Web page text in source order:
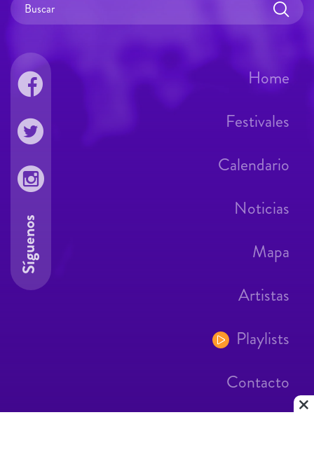
Home
Festivales
Calendario
Noticias
Mapa
Artistas
Playlists
Contacto
Síguenos